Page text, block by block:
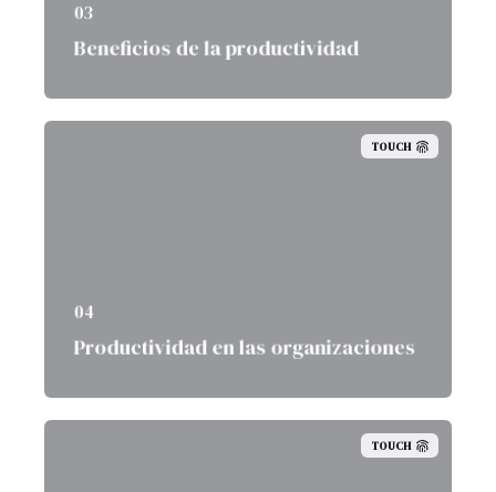
03
Beneficios de la productividad
TOUCH
04
Productividad en las organizaciones
TOUCH